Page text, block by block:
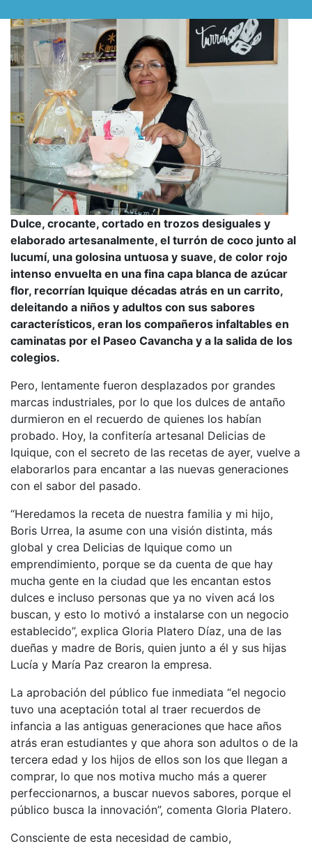
ó
v
i
l
s
Dulce, crocante, cortado en trozos desiguales y
elaborado artesanalmente, el turrón de coco junto al
lucumí, una golosina untuosa y suave, de color rojo
intenso envuelta en una fina capa blanca de azúcar
flor, recorrían Iquique décadas atrás en un carrito,
deleitando a niños y adultos con sus sabores
característicos, eran los compañeros infaltables en
caminatas por el Paseo Cavancha y a la salida de los
colegios.
Pero, lentamente fueron desplazados por grandes
marcas industriales, por lo que los dulces de antaño
durmieron en el recuerdo de quienes los habían
probado. Hoy, la confitería artesanal Delicias de
Iquique, con el secreto de las recetas de ayer, vuelve a
elaborarlos para encantar a las nuevas generaciones
con el sabor del pasado.
“Heredamos la receta de nuestra familia y mi hijo,
Boris Urrea, la asume con una visión distinta, más
global y crea Delicias de Iquique como un
emprendimiento, porque se da cuenta de que hay
mucha gente en la ciudad que les encantan estos
dulces e incluso personas que ya no viven acá los
buscan, y esto lo motivó a instalarse con un negocio
establecido”, explica Gloria Platero Díaz, una de las
dueñas y madre de Boris, quien junto a él y sus hijas
Lucía y María Paz crearon la empresa.
La aprobación del público fue inmediata “el negocio
tuvo una aceptación total al traer recuerdos de
infancia a las antiguas generaciones que hace años
atrás eran estudiantes y que ahora son adultos o de la
tercera edad y los hijos de ellos son los que llegan a
comprar, lo que nos motiva mucho más a querer
perfeccionarnos, a buscar nuevos sabores, porque el
público busca la innovación”, comenta Gloria Platero.
Consciente de esta necesidad de cambio,